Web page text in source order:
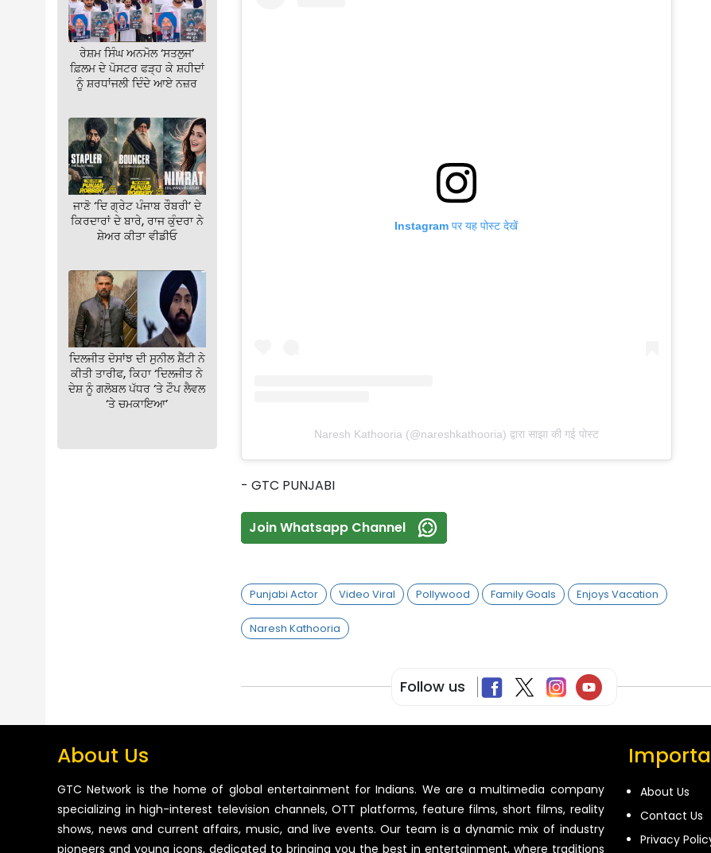
ਰੇਸ਼ਮ ਸਿੰਘ ਅਨਮੋਲ ‘ਸਤਲੁਜ’
ਫ਼ਿਲਮ ਦੇ ਪੋਸਟਰ ਫੜ੍ਹ ਕੇ ਸ਼ਹੀਦਾਂ
ਨੂੰ ਸ਼ਰਧਾਂਜਲੀ ਦਿੰਦੇ ਆਏ ਨਜ਼ਰ
ਜਾਣੋ ‘ਦਿ ਗ੍ਰੇਟ ਪੰਜਾਬ ਰੌਬਰੀ’ ਦੇ
ਕਿਰਦਾਰਾਂ ਦੇ ਬਾਰੇ, ਰਾਜ ਕੁੰਦਰਾ ਨੇ
ਸ਼ੇਅਰ ਕੀਤਾ ਵੀਡੀਓ
ਦਿਲਜੀਤ ਦੋਸਾਂਝ ਦੀ ਸੁਨੀਲ ਸ਼ੈੱਟੀ ਨੇ
ਕੀਤੀ ਤਾਰੀਫ, ਕਿਹਾ ‘ਦਿਲਜੀਤ ਨੇ
ਦੇਸ਼ ਨੂੰ ਗਲੋਬਲ ਪੱਧਰ ‘ਤੇ ਟੌਪ ਲੈਵਲ
‘ਤੇ ਚਮਕਾਇਆ’
Instagram पर यह पोस्ट देखें
Naresh Kathooria (@nareshkathooria) द्वारा साझा की गई पोस्ट
- GTC PUNJABI
Join Whatsapp Channel
Punjabi Actor Video Viral Pollywood Family Goals Enjoys Vacation
Naresh Kathooria
Follow us
About Us
GTC Network is the home of global entertainment for Indians. We are a multimedia company
specializing in high-interest television channels, OTT platforms, feature films, short films, reality
shows, news and current affairs, music, and live events. Our team is a dynamic mix of industry
pioneers and young icons, dedicated to bringing you the best in entertainment, where traditions
About Us
Contact Us
Privacy